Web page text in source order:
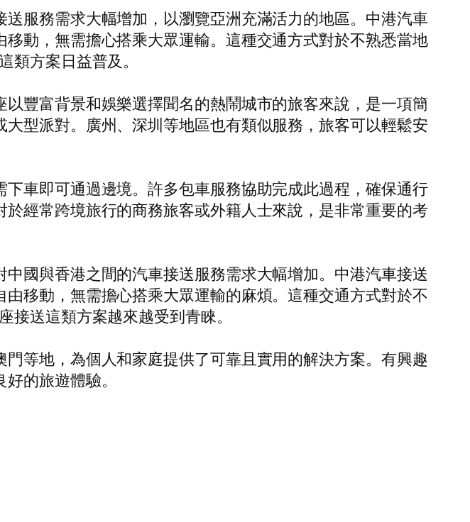
服務需求大幅增加，以瀏覽亞洲充滿活力的地區。中港汽車
動，無需擔心搭乘大眾運輸。這種交通方式對於不熟悉當地
方案日益普及。
豐富背景和娛樂選擇聞名的熱鬧城市的旅客來說，是一項簡
型派對。廣州、深圳等地區也有類似服務，旅客可以輕鬆安
車即可通過邊境。許多包車服務協助完成此過程，確保通行
經常跨境旅行的商務旅客或外籍人士來說，是非常重要的考
國與香港之間的汽車接送服務需求大幅增加。中港汽車接送
移動，無需擔心搭乘大眾運輸的麻煩。這種交通方式對於不
送這類方案越來越受到青睞。
等地，為個人和家庭提供了可靠且實用的解決方案。有興趣
的旅遊體驗。